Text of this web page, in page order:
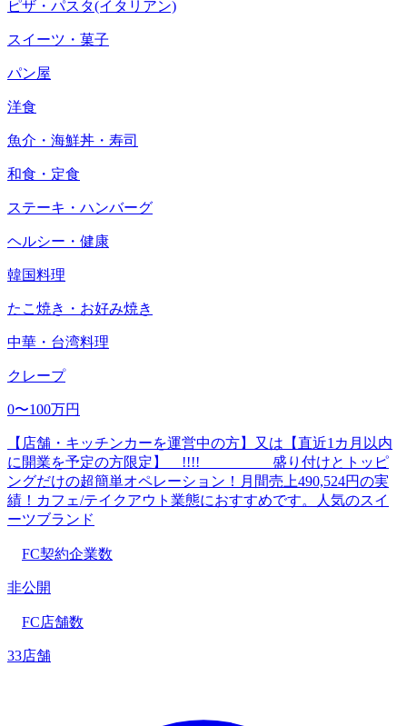
ピザ・パスタ(イタリアン)
スイーツ・菓子
パン屋
洋食
魚介・海鮮丼・寿司
和食・定食
ステーキ・ハンバーグ
ヘルシー・健康
韓国料理
たこ焼き・お好み焼き
中華・台湾料理
クレープ
0〜100万円
【店舗・キッチンカーを運営中の方】又は【直近1カ月以内
に開業を予定の方限定】 !!!! 盛り付けとトッピ
ングだけの超簡単オペレーション！月間売上490,524円の実
績！カフェ/テイクアウト業態におすすめです。人気のスイ
ーツブランド
FC契約企業数
非公開
FC店舗数
33店舗